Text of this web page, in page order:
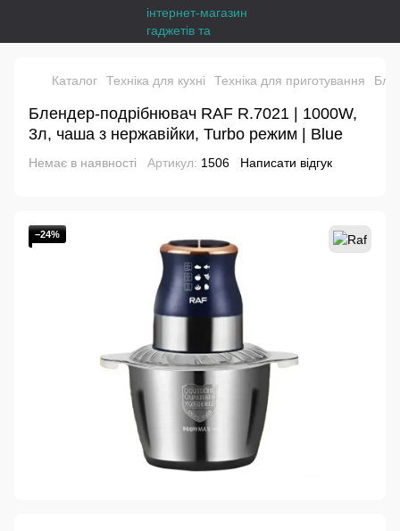
Каталог Техніка для кухні Техніка для приготування
Блендер-подрібнювач RAF R.7021 | 1000W,
3л, чаша з нержавійки, Turbo режим | Blue
Немає в наявності Артикул: 1506 Написати відгук
−24%